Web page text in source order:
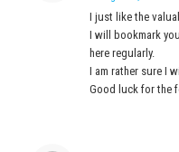
I just like the
I will bookmark
here regularly.
I am rather sure I
Good luck for the